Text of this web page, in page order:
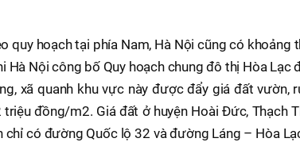
quy hoạch tại phía Nam, Hà Nội cũng có khoảng
Hà Nội công bố Quy hoạch chung đô thị Hòa Lạc
xã quanh khu vực này được đẩy giá đất vườn,
đồng/m2. Giá đất ở huyện Hoài Đức, Thạch
chỉ có đường Quốc lộ 32 và đường Láng – Hòa